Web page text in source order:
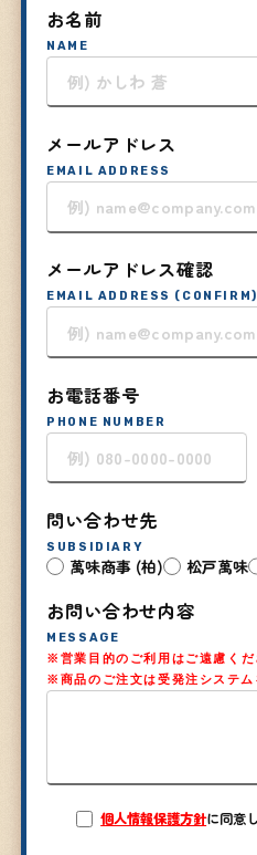
お名前
NAME
メールアドレス
EMAIL ADDRESS
メールアドレス確認
EMAIL ADDRESS (CONFIRM)
お電話番号
PHONE NUMBER
問い合わせ先
SUBSIDIARY
萬味商事 (柏) 松戸萬味
お問い合わせ内容
MESSAGE
※ 営業目的のご利用はご遠慮くだ
※商品のご注文は受発注システム
個人情報保護方針に同意